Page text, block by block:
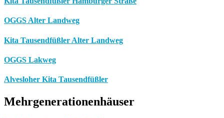
OGGS Alter Landweg
Kita Tausendfüßler Alter Landweg
OGGS Lakweg
Alvesloher Kita Tausendfüßler
Mehrgenerationenhäuser